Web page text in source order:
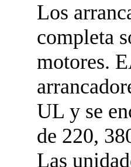
Los
completa
motores.
UL y se
de 220,
Las